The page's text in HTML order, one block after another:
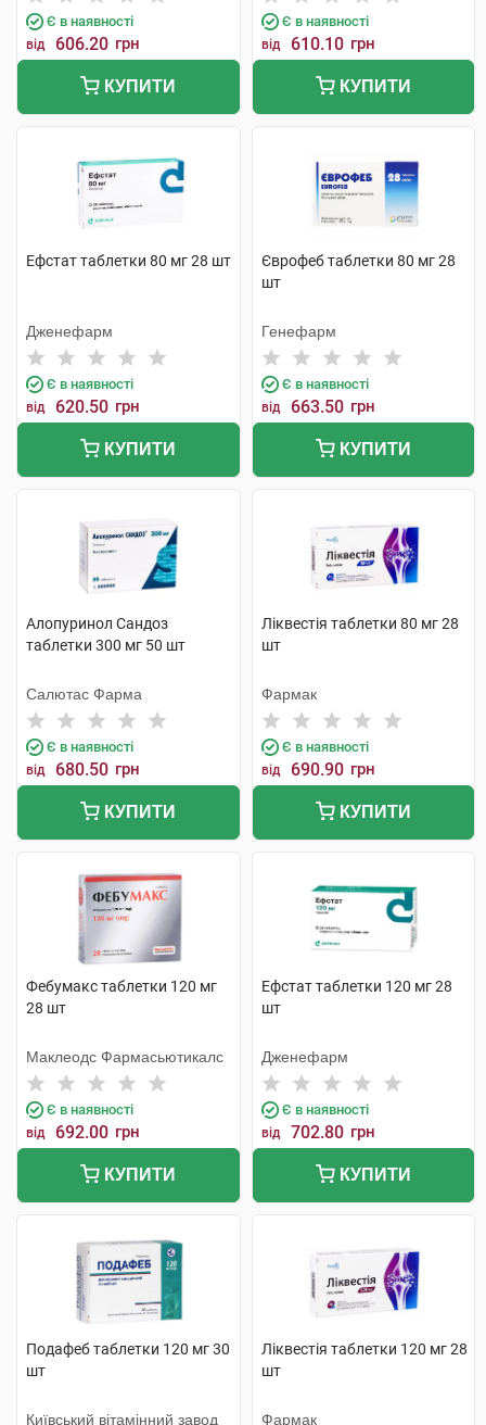
Є в наявності
від 606.20 грн
КУПИТИ
Є в наявності
від 610.10 грн
КУПИТИ
Ефстат таблетки 80 мг 28 шт
Дженефарм
Є в наявності
від 620.50 грн
КУПИТИ
Єврофеб таблетки 80 мг 28
шт
Генефарм
Є в наявності
від 663.50 грн
КУПИТИ
Алопуринол Сандоз
таблетки 300 мг 50 шт
Салютас Фарма
Є в наявності
від 680.50 грн
КУПИТИ
Ліквестія таблетки 80 мг 28
шт
Фармак
Є в наявності
від 690.90 грн
КУПИТИ
Фебумакс таблетки 120 мг
28 шт
Маклеодс Фармасьютикалс
Є в наявності
від 692.00 грн
КУПИТИ
Ефстат таблетки 120 мг 28
шт
Дженефарм
Є в наявності
від 702.80 грн
КУПИТИ
Подафеб таблетки 120 мг 30
шт
Київський вітамінний завод
Ліквестія таблетки 120 мг 28
шт
Фармак